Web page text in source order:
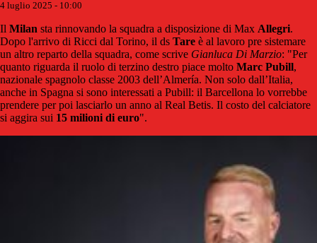
4 luglio 2025 - 10:00
Il Milan sta rinnovando la squadra a disposizione di Max Allegri.
Dopo l'arrivo di Ricci dal Torino, il ds Tare è al lavoro pre sistemare
un altro reparto della squadra, come scrive Gianluca Di Marzio: "Per
quanto riguarda il ruolo di terzino destro piace molto Marc Pubill,
nazionale spagnolo classe 2003 dell’Almería. Non solo dall’Italia,
anche in Spagna si sono interessati a Pubill: il Barcellona lo vorrebbe
prendere per poi lasciarlo un anno al Real Betis. Il costo del calciatore
si aggira sui 15 milioni di euro".